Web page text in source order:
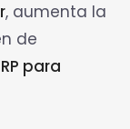
, aumenta la
de
para